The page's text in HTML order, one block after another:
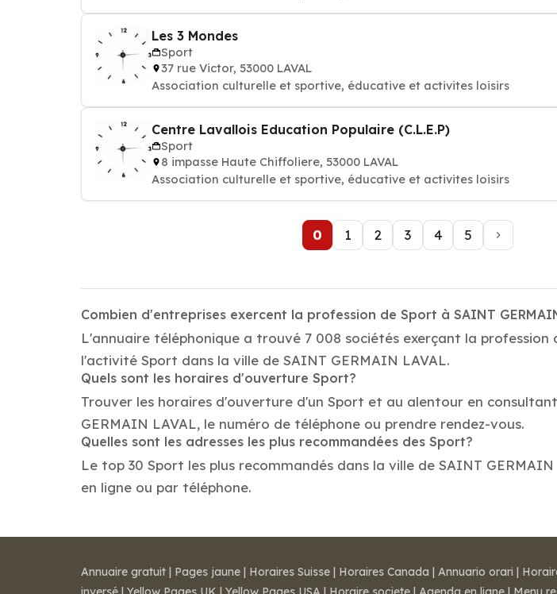
Les 3 Mondes
Sport
37 rue Victor, 53000 LAVAL
Association culturelle et sportive, éducative et activites loisirs
Centre Lavallois Education Populaire (C.L.E.P)
Sport
8 impasse Haute Chiffoliere, 53000 LAVAL
Association culturelle et sportive, éducative et activites loisirs
0 1 2 3 4 5
Combien d'entreprises exercent la profession de Sport à SAINT
L'annuaire téléphonique a trouvé 7 008 sociétés exerçant la
l'activité Sport dans la ville de SAINT GERMAIN LAVAL.
Quels sont les horaires d'ouverture Sport?
Trouver les horaires d'ouverture d'un Sport et au alentour en
GERMAIN LAVAL, le numéro de téléphone ou prendre rendez-vous.
Quelles sont les adresses les plus recommandées des Sport?
Le top 30 Sport les plus recommandés dans la ville de SAINT
en ligne ou par téléphone.
Annuaire gratuit | Pages jaune | Horaires Suisse | Horaires Canada | Annuario orari |